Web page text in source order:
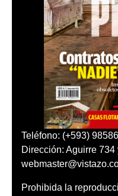
Teléfono: (+593)
Dirección: Aguirre
Prohibida la